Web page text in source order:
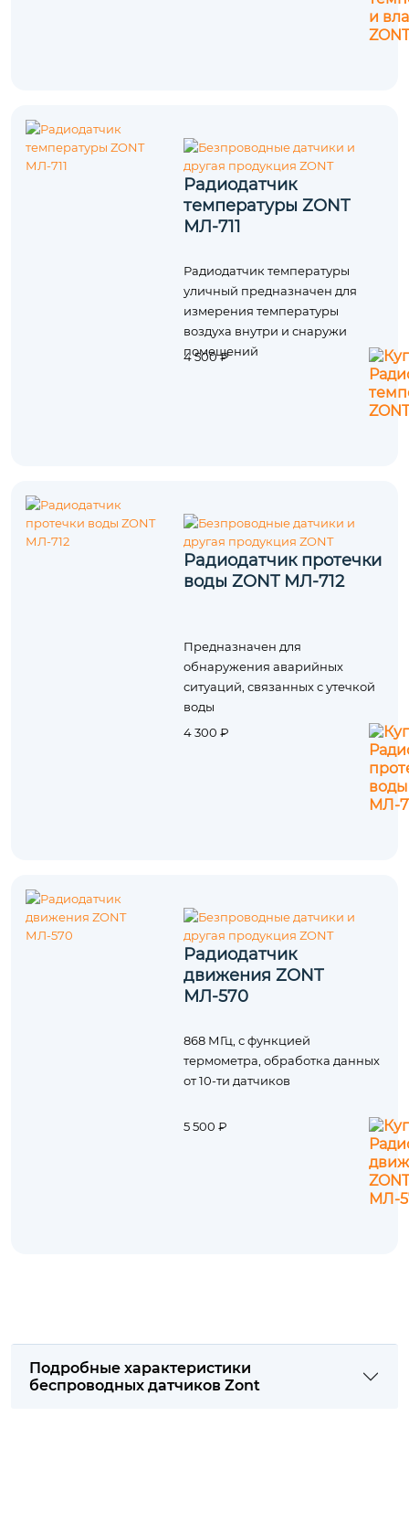
Радиодатчик
температуры ZONT
МЛ‑711
Радиодатчик температуры
уличный предназначен для
измерения температуры
воздуха внутри и снаружи
помещений
4 500 ₽
Радиодатчик протечки
воды ZONT МЛ-712
Предназначен для
обнаружения аварийных
ситуаций, связанных с утечкой
воды
4 300 ₽
Радиодатчик
движения ZONT
МЛ-570
868 МГц, с функцией
термометра, обработка данных
от 10-ти датчиков
5 500 ₽
Подробные характеристики
беспроводных датчиков Zont